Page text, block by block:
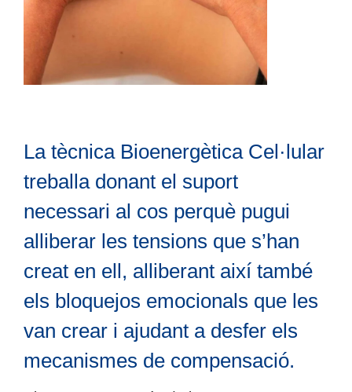
La tècnica Bioenergètica Cel·lular
treballa donant el suport
necessari al cos perquè pugui
alliberar les tensions que s’han
creat en ell, alliberant així també
els bloquejos emocionals que les
van crear i ajudant a desfer els
mecanismes de compensació.